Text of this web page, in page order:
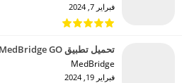
فبراير 7, 2024
تحميل تطبيق MedBridge GO مهكر للاندرويد 2024
MedBridge‏
فبراير 19, 2024